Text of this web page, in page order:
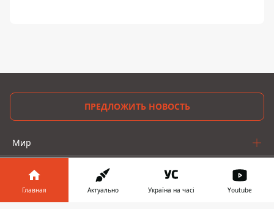
ПРЕДЛОЖИТЬ НОВОСТЬ
Мир
Украина
Киев
Главная Актуально Україна на часі Youtube